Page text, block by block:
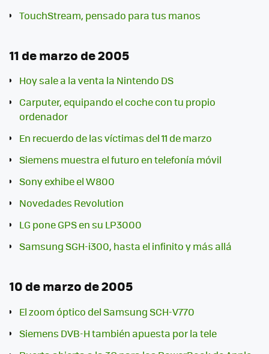
TouchStream, pensado para tus manos
11 de marzo de 2005
Hoy sale a la venta la Nintendo DS
Carputer, equipando el coche con tu propio
ordenador
En recuerdo de las víctimas del 11 de marzo
Siemens muestra el futuro en telefonía móvil
Sony exhibe el W800
Novedades Revolution
LG pone GPS en su LP3000
Samsung SGH-i300, hasta el infinito y más allá
10 de marzo de 2005
El zoom óptico del Samsung SCH-V770
Siemens DVB-H también apuesta por la tele